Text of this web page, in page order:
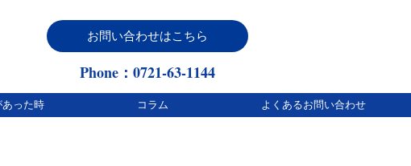
お問い合わせはこちら
Phone：0721-63-1144
った時 コラム よくあるお問い合わせ